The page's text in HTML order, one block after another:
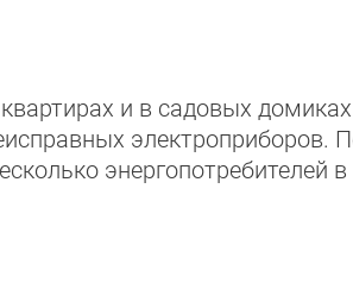
и в садовых домиках
электроприборов.
энергопотребителей